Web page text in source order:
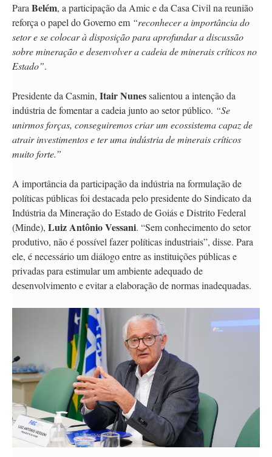
ParaBelém, a participação da Amic e da Casa Civil na reunião
reforça o papel do Governo em “reconhecer a importância do
setor e se colocar à disposição para aprofundar a discussão
sobre mineração e desenvolver a cadeia de minerais críticos no
Estado”.
Presidente da Casmin, Itair Nunessalientou a intenção da
indústria de fomentar a cadeia junto ao setor público. “Se
unirmos forças, conseguiremos criar um ecossistema capaz de
atrair investimentos e ter uma indústria de minerais críticos
muito forte.”
A importância da participação da indústria na formulação de
políticas públicas foi destacada pelo presidente do Sindicato da
Indústria da Mineração do Estado de Goiás e Distrito Federal
(Minde), Luiz Antônio Vessani. “Sem conhecimento do setor
produtivo, não é possível fazer políticas industriais”, disse. Para
ele, é necessário um diálogo entre as instituições públicas e
privadas para estimular um ambiente adequado de
desenvolvimento e evitar a elaboração de normas inadequadas.